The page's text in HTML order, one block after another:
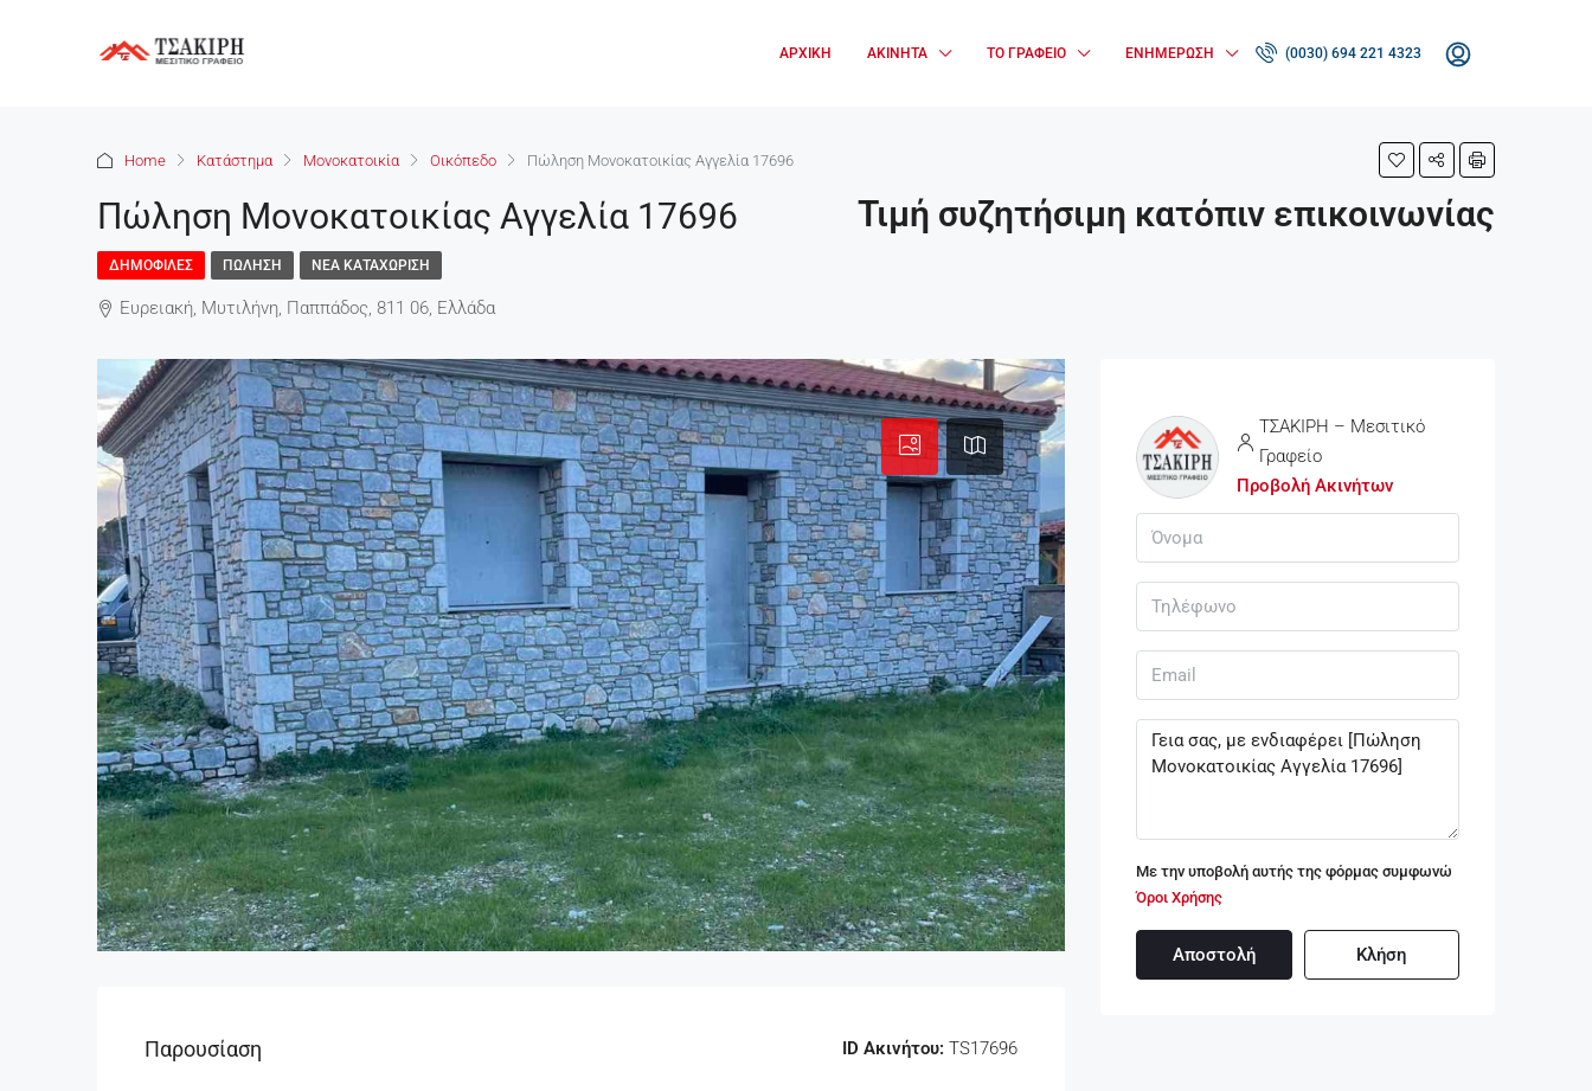
ΑΡΧΙΚΉ ΑΚΊΝΗΤΑ ΤΟ ΓΡΑΦΕΊΟ ΕΝΗΜΈΡΩΣΗ (0030) 694 221 4323
Home Κατάστημα Μονοκατοικία Οικόπεδο Πώληση Μονοκατοικίας Αγγελία 17696
Πώληση Μονοκατοικίας Αγγελία 17696 Τιμή συζητήσιμη κατόπιν επικοινωνίας
ΔΗΜΟΦΙΛΈΣ ΠΏΛΗΣΗ ΝΈΑ ΚΑΤΑΧΏΡΙΣΗ
Ευρειακή, Μυτιλήνη, Παππάδος, 811 06, Ελλάδα
Παρουσίαση ID Ακινήτου: TS17696
ΤΣΑΚΙΡΗ – Μεσιτικό
Γραφείο
Προβολή Ακινήτων
Με την υποβολή αυτής της φόρμας συμφωνώ
Όροι Χρήσης
Αποστολή Κλήση